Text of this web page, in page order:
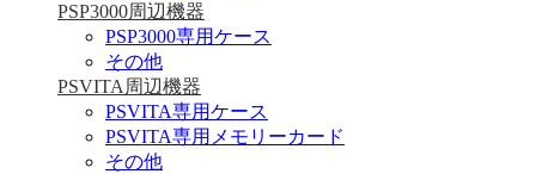
PSP3000周辺機器
PSP3000専用ケース
その他
PSVITA周辺機器
PSVITA専用ケース
PSVITA専用メモリーカード
その他